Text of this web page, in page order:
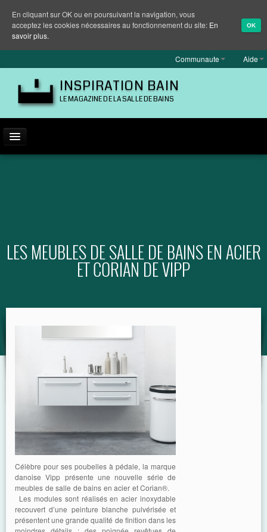
Communaute Aide
INSPIRATION BAIN
LE MAGAZINE DE LA SALLE DE BAINS
LES MEUBLES DE SALLE DE BAINS EN ACIER
ET CORIAN DE VIPP
Célèbre pour ses poubelles à pédale, la marque
danoise Vipp présente une nouvelle série de
meubles de salle de bains en acier et Corian®.
Les modules sont réalisés en acier inoxydable
recouvert d’une peinture blanche pulvérisée et
présentent une grande qualité de finition dans les
En cliquant sur OK ou en poursuivant la navigation, vous
acceptez les cookies nécessaires au fonctionnement du site: En
savoir plus.
OK